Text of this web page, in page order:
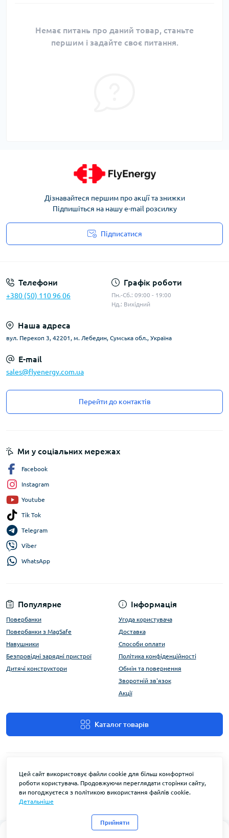
0
Немає питань про даний товар, станьте
першим і задайте своє питання.
Дізнавайтеся першим про акції та знижки
Підпишіться на нашу e-mail розсилку
Підписатися
Телефони
+380 (50) 110 96 06
Графік роботи
Пн.-Сб.: 09:00 - 19:00
Нд.: Вихідний
Наша адреса
вул. Перекоп 3, 42201, м. Лебедин, Сумська обл., Україна
E-mail
sales@flyenergy.com.ua
Перейти до контактів
Популярне
Повербанки
Повербанки з MagSafe
Навушники
Безпровідні зарядні пристрої
Дитячі конструктори
Інформація
Угода користувача
Доставка
Способи оплати
Політика конфіденційності
Обмін та повернення
Зворотній зв'язок
Акції
Каталог товарів
Ми у соціальних мережах
Facebook
Instagram
Youtube
Tik Tok
Telegram
Viber
WhatsApp
Цей сайт використовує файли cookie для більш комфортної
роботи користувача. Продовжуючи переглядати сторінки сайту,
ви погоджуєтеся з політикою використання файлів cookie.
Детальніше
Прийняти